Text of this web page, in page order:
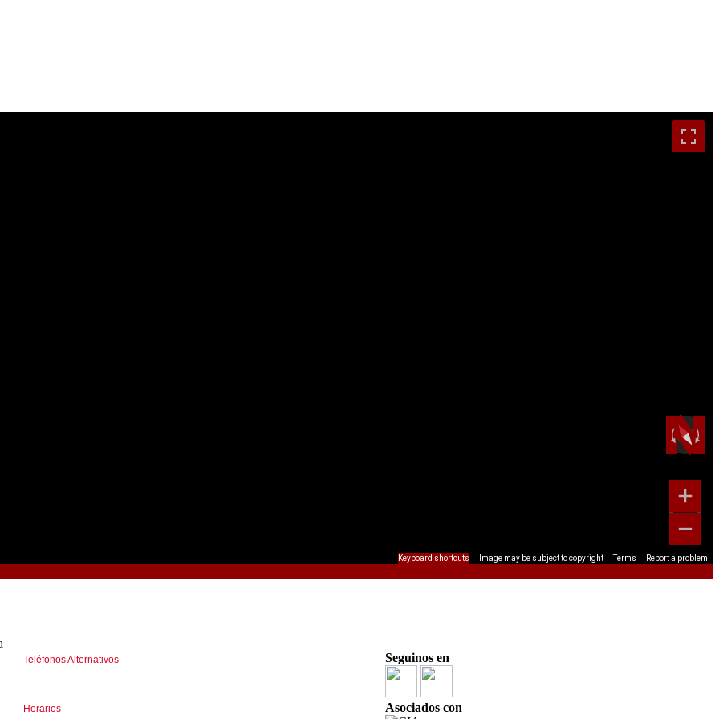
Keyboard shortcuts Image may be subject to copyright Terms Report a problem
Teléfonos Alternativos
Horarios
Seguinos en
Asociados con